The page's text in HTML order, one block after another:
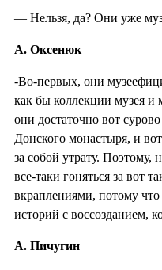
— Нельзя, да? Они уже
А. Оксенюк
-Во-первых, они
как бы коллекции музея
они достаточно вот
Донского монастыря, и
за собой утрату. Поэтому,
все-таки гоняться за вот
вкраплениями, потому
историй с воссозданием,
А. Пичугин